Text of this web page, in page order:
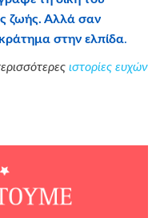
ζωής. Αλλά σαν
στην ελπίδα.
ιστορίες ευχών